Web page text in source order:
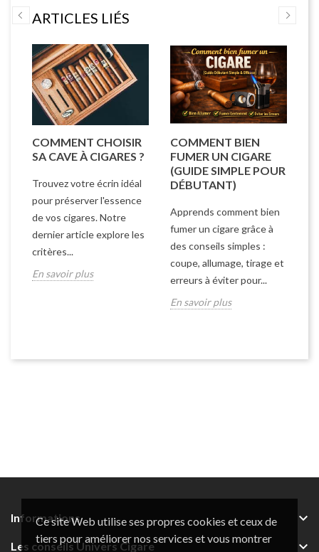
Ce site Web utilise ses propres cookies et ceux de
tiers pour améliorer nos services et vous montrer
ARTICLES LIÉS
COMMENT CHOISIR
SA CAVE À CIGARES ?
Trouvez votre écrin idéal
pour préserver l'essence
de vos cigares. Notre
dernier article explore les
critères...
En savoir plus
COMMENT BIEN
FUMER UN CIGARE
(GUIDE SIMPLE POUR
DÉBUTANT)
Apprends comment bien
fumer un cigare grâce à
des conseils simples :
coupe, allumage, tirage et
erreurs à éviter pour...
En savoir plus
Informations 
Les conseils Univers Cigare 